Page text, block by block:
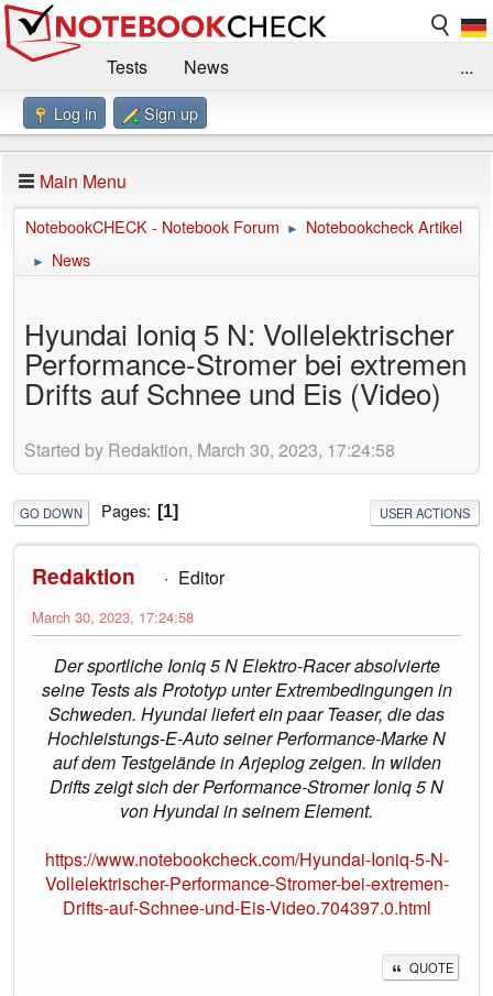
Tests
News
Benchmarks / Technik
Forum
Impressum
...
Log in Sign up
Main Menu
NotebookCHECK - Notebook Forum ► Notebookcheck Artikel
► News
Hyundai Ioniq 5 N: Vollelektrischer
Performance-Stromer bei extremen
Drifts auf Schnee und Eis (Video)
Started by Redaktion, March 30, 2023, 17:24:58
GO DOWN Pages 1 USER ACTIONS
Redaktion Editor
March 30, 2023, 17:24:58
Der sportliche Ioniq 5 N Elektro-Racer absolvierte
seine Tests als Prototyp unter Extrembedingungen in
Schweden. Hyundai liefert ein paar Teaser, die das
Hochleistungs-E-Auto seiner Performance-Marke N
auf dem Testgelände in Arjeplog zeigen. In wilden
Drifts zeigt sich der Performance-Stromer Ioniq 5 N
von Hyundai in seinem Element.
https://www.notebookcheck.com/Hyundai-Ioniq-5-N-
Vollelektrischer-Performance-Stromer-bei-extremen-
Drifts-auf-Schnee-und-Eis-Video.704397.0.html
QUOTE